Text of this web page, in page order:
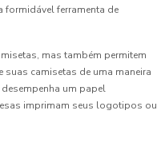
formidável ferramenta de
mas também permitem
camisetas de uma maneira
um papel
imprimam seus logotipos ou